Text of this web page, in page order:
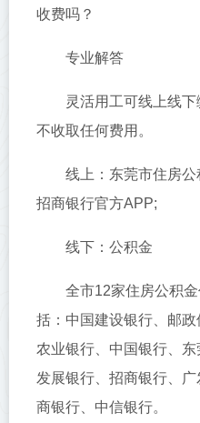
收费吗？
专业解答
灵活用工可线上线
不收取任何费用。
线上：东莞市住房公
招商银行官方APP;
线下：公积金
全市12家住房公积
括：中国建设银行、邮
农业银行、中国银行、
发展银行、招商银行、
商银行、中信银行。